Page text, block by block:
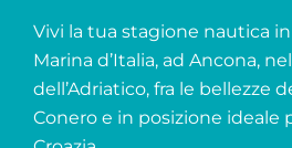
Vivi la tua stagione nautica
Marina d’Italia, ad Ancona,
dell’Adriatico, fra le bellezze
Conero e in posizione ideale